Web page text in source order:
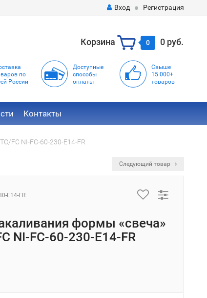
Вход Регистрация
Корзина 0 0 руб.
по
России
Доступные
способы
оплаты
Свыше
15 000+
товаров
Контакты
FC NI-FC-60-230-E14-FR
Следующий товар
E14-FR
формы «свеча»
NI-FC-60-230-E14-FR